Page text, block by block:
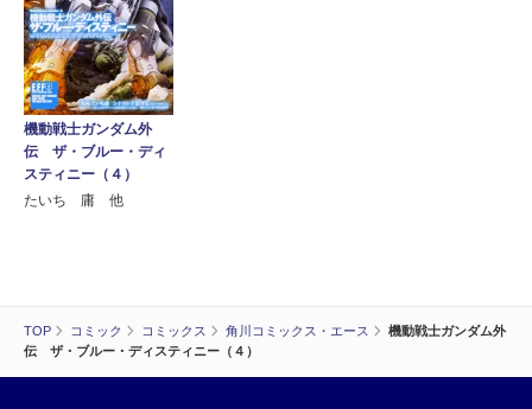
TOP コミック コミックス 角川コミックス・エース
機動戦士ガンダム外
伝 ザ・ブルー・ディスティニー（４）
機動戦士ガンダム外
伝 ザ・ブルー・ディ
スティニー（４）
たいち 庸 他